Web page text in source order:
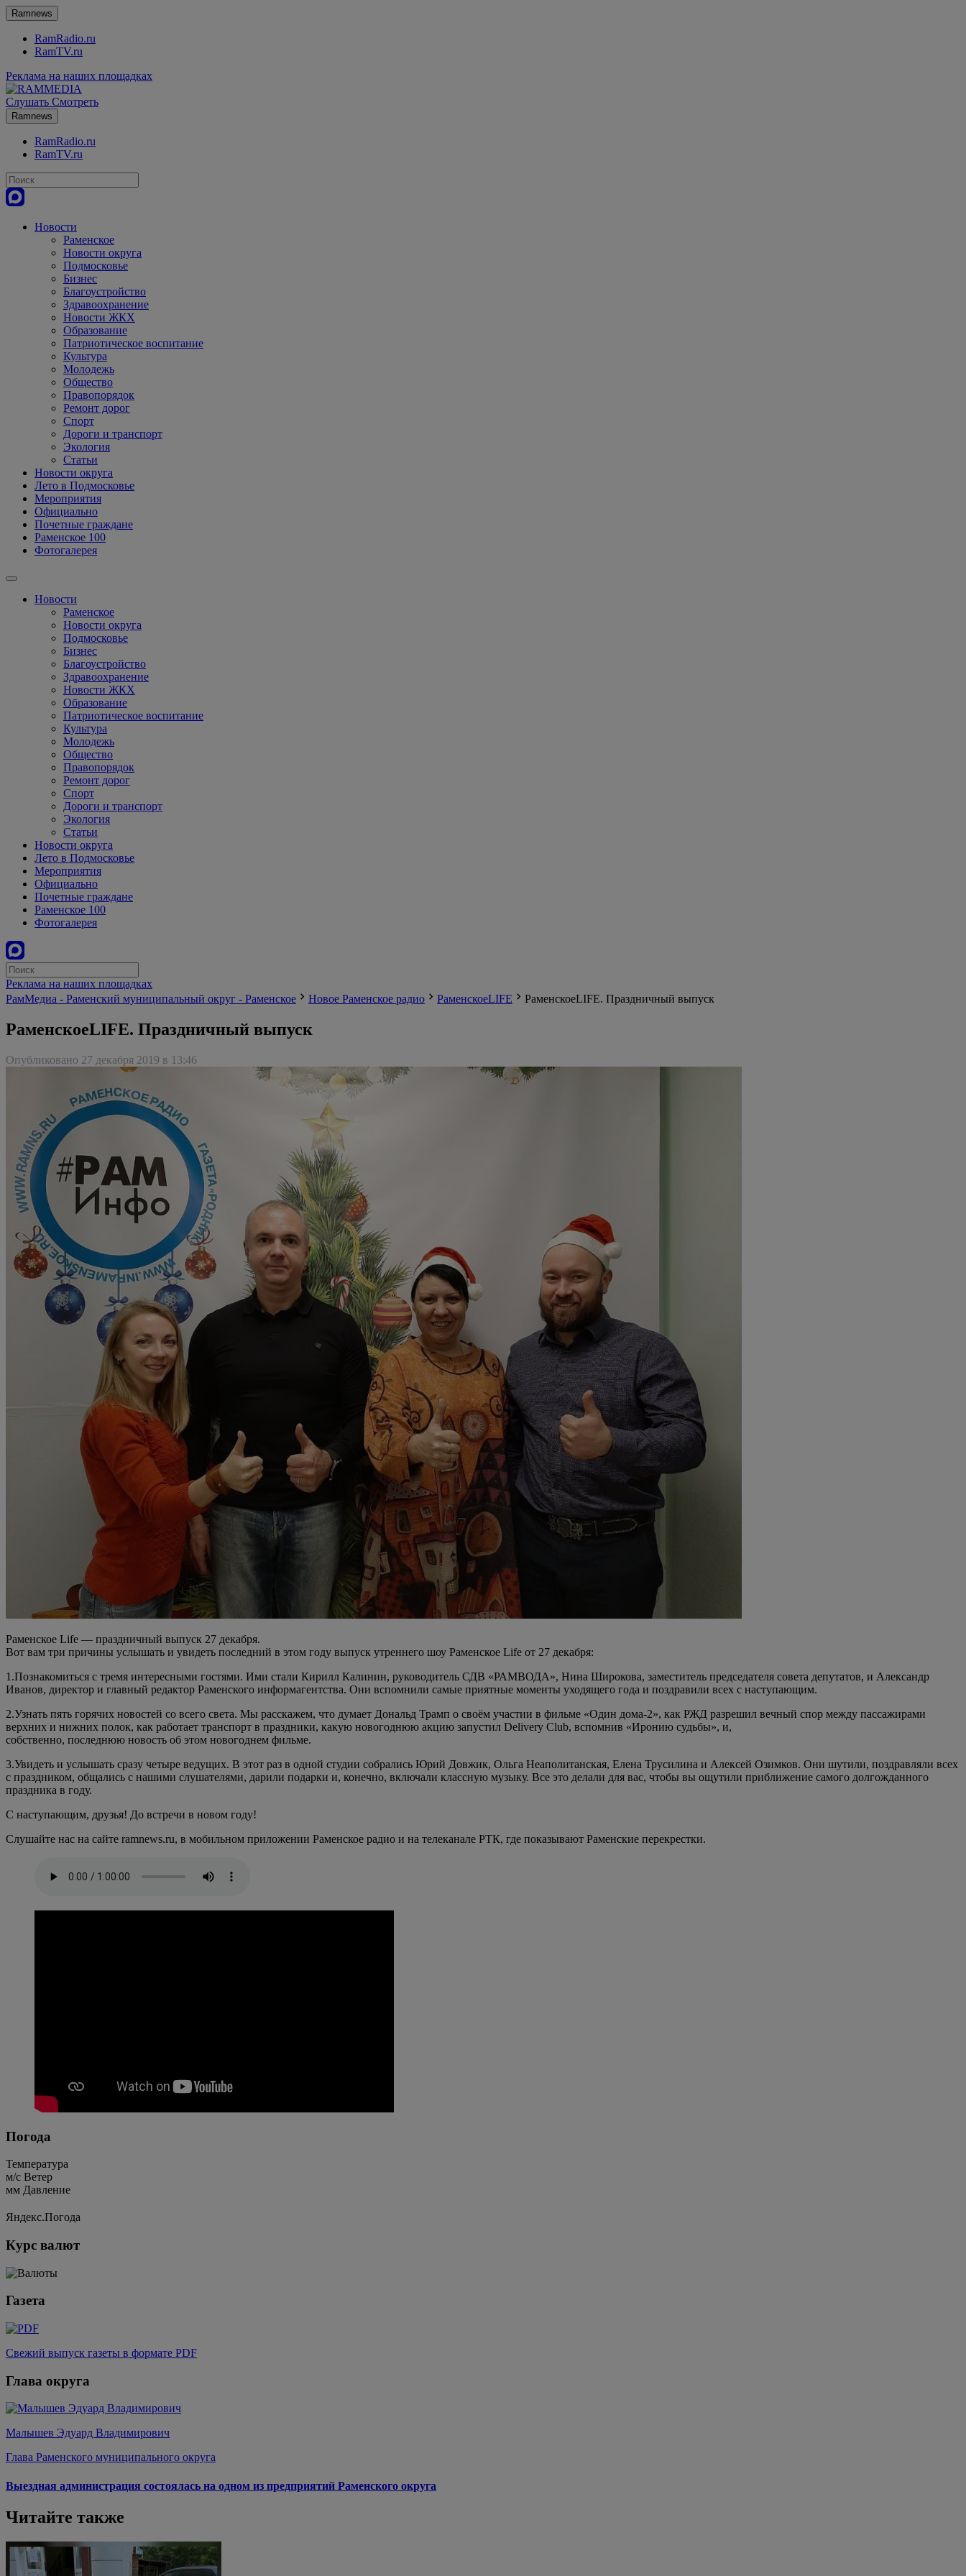
Ramnews
RamRadio.ru
RamTV.ru
Реклама на наших площадках
Слушать Смотреть
Ramnews
RamRadio.ru
RamTV.ru
Новости
Раменское
Новости округа
Подмосковье
Бизнес
Благоустройство
Здравоохранение
Новости ЖКХ
Образование
Патриотическое воспитание
Культура
Молодежь
Общество
Правопорядок
Ремонт дорог
Спорт
Дороги и транспорт
Экология
Статьи
Новости округа
Лето в Подмосковье
Мероприятия
Официально
Почетные граждане
Раменское 100
Фотогалерея
Новости
Раменское
Новости округа
Подмосковье
Бизнес
Благоустройство
Здравоохранение
Новости ЖКХ
Образование
Патриотическое воспитание
Культура
Молодежь
Общество
Правопорядок
Ремонт дорог
Спорт
Дороги и транспорт
Экология
Статьи
Новости округа
Лето в Подмосковье
Мероприятия
Официально
Почетные граждане
Раменское 100
Фотогалерея
Реклама на наших площадках
РамМедиа - Раменский муниципальный округ - Раменское
Новое Раменское радио РаменскоеLIFE РаменскоеLIFE. Праздничный выпуск
РаменскоеLIFE. Праздничный выпуск
Опубликовано 27 декабря 2019 в 13:46
Раменское Life — праздничный выпуск 27 декабря.
Вот вам три причины услышать и увидеть последний в этом году выпуск утреннего шоу Раменское Life от 27 декабря:
1.Познакомиться с тремя интересными гостями. Ими стали Кирилл Калинин, руководитель СДВ «РАМВОДА», Нина Широкова, заместитель председателя совета депутатов, и Александр
Иванов, директор и главный редактор Раменского информагентства. Они вспомнили самые приятные моменты уходящего года и поздравили всех с наступающим.
2.Узнать пять горячих новостей со всего света. Мы расскажем, что думает Дональд Трамп о своём участии в фильме «Один дома-2», как РЖД разрешил вечный спор между пассажирами
верхних и нижних полок, как работает транспорт в праздники, какую новогоднюю акцию запустил Delivery Club, вспомнив «Иронию судьбы», и,
собственно, последнюю новость об этом новогоднем фильме.
3.Увидеть и услышать сразу четыре ведущих. В этот раз в одной студии собрались Юрий Довжик, Ольга Неаполитанская, Елена Трусилина и Алексей Озимков. Они шутили, поздравляли всех
с праздником, общались с нашими слушателями, дарили подарки и, конечно, включали классную музыку. Все это делали для вас, чтобы вы ощутили приближение самого долгожданного
праздника в году.
С наступающим, друзья! До встречи в новом году!
Слушайте нас на сайте ramnews.ru, в мобильном приложении Раменское радио и на телеканале РТК, где показывают Раменские перекрестки.
Погода
Температура
м/c Ветер
мм Давление
Яндекс.Погода
Курс валют
Газета
Свежий выпуск газеты в формате PDF
Глава округа
Малышев Эдуард Владимирович
Глава Раменского муниципального округа
Выездная администрация состоялась на одном из предприятий Раменского округа
Читайте также